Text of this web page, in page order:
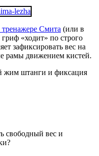
Смита (или в
«ходит» по строго
зафиксировать вес на
рамы движением кистей.
жим штанги и фиксация
свободный вес и